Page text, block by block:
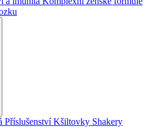
PříslušenstvíKšiltovky Shakery